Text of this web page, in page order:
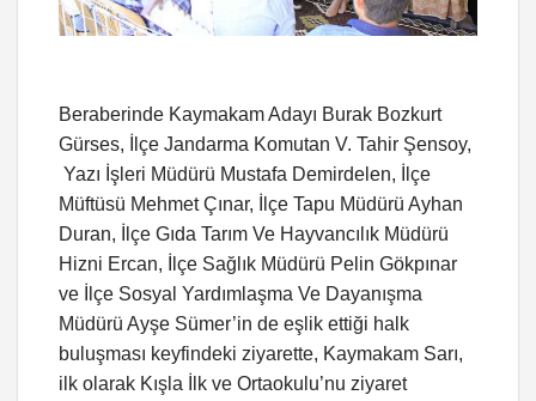
Beraberinde Kaymakam Adayı Burak Bozkurt
Gürses, İlçe Jandarma Komutan V. Tahir Şensoy,
Yazı İşleri Müdürü Mustafa Demirdelen, İlçe
Müftüsü Mehmet Çınar, İlçe Tapu Müdürü Ayhan
Duran, İlçe Gıda Tarım Ve Hayvancılık Müdürü
Hizni Ercan, İlçe Sağlık Müdürü Pelin Gökpınar
ve İlçe Sosyal Yardımlaşma Ve Dayanışma
Müdürü Ayşe Sümer’in de eşlik ettiği halk
buluşması keyfindeki ziyarette, Kaymakam Sarı,
ilk olarak Kışla İlk ve Ortaokulu’nu ziyaret